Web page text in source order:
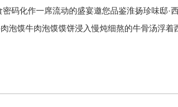
码化作一席流动的盛宴邀您品鉴淮扬珍味邸·
泡馍牛肉泡馍馍饼浸入慢炖细熬的牛骨汤浮着